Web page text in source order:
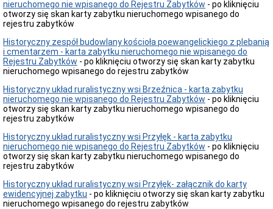
skarbowe
Szukam
legalnie
Obwieszczenia,
zawiadomienia,
ogłoszenia
Obwieszczenia
i
zawiadomienia
-
rejestr
zabytków
Obwieszczenia
-
Wojewódzka
Ewidencja
Zabytków
Zawiadomienia-
Wojewódzka
nieruchomego nie wpisanego do Rejestru Zabytków - po kliknięciu
otworzy się skan karty zabytku nieruchomego wpisanego do
rejestru zabytków
Historyczny zespół budowlany kościoła poewangelickiego z plebanią
i cmentarzem - karta zabytku nieruchomego nie wpisanego do
Rejestru Zabytków - po kliknięciu otworzy się skan karty zabytku
nieruchomego wpisanego do rejestru zabytków
Historyczny układ ruralistyczny wsi Brzeźnica - karta zabytku
nieruchomego nie wpisanego do Rejestru Zabytków - po kliknięciu
otworzy się skan karty zabytku nieruchomego wpisanego do
rejestru zabytków
Historyczny układ ruralistyczny wsi Przyłęk - karta zabytku
nieruchomego nie wpisanego do Rejestru Zabytków - po kliknięciu
otworzy się skan karty zabytku nieruchomego wpisanego do
rejestru zabytków
Historyczny układ ruralistyczny wsi Przyłęk- załącznik do karty
ewidencyjnej zabytku - po kliknięciu otworzy się skan karty zabytku
nieruchomego wpisanego do rejestru zabytków